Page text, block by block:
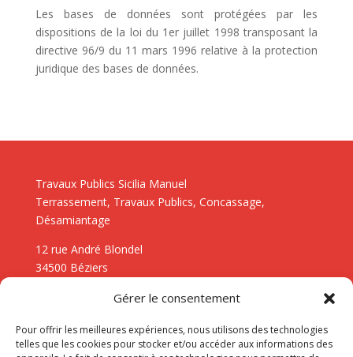
Gérer le consentement
Pour offrir les meilleures expériences, nous utilisons des technologies
telles que les cookies pour stocker et/ou accéder aux informations des
Les bases de données sont protégées par les
dispositions de la loi du 1er juillet 1998 transposant la
directive 96/9 du 11 mars 1996 relative à la protection
juridique des bases de données.
Travaux Publics Sicilia Manuel
Terrassement, Travaux Publics, Concassage,
Désamiantage
12 rue André Blondel
34500 Béziers
Narbonne, Béziers, Nîmes, Sète, Alès